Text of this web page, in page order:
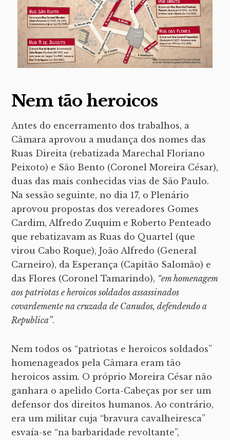
Nem tão heroicos
Antes do encerramento dos trabalhos, a
Câmara aprovou a mudança dos nomes das
Ruas Direita (rebatizada Marechal Floriano
Peixoto) e São Bento (Coronel Moreira César),
duas das mais conhecidas vias de São Paulo.
Na sessão seguinte, no dia 17, o Plenário
aprovou propostas dos vereadores Gomes
Cardim, Alfredo Zuquim e Roberto Penteado
que rebatizavam as Ruas do Quartel (que
virou Cabo Roque), João Alfredo (General
Carneiro), da Esperança (Capitão Salomão) e
das Flores (Coronel Tamarindo), “em homenagem
aos patriotas e heroicos soldados assassinados
covardemente na cruzada de Canudos, defendendo a
Republica”.
Nem todos os “patriotas e heroicos soldados”
homenageados pela Câmara eram tão
heroicos assim. O próprio Moreira César não
ganhara o apelido Corta-Cabeças por ser um
defensor dos direitos humanos. Ao contrário,
era um militar cuja “bravura cavalheiresca”
esvaía-se “na barbaridade revoltante”,